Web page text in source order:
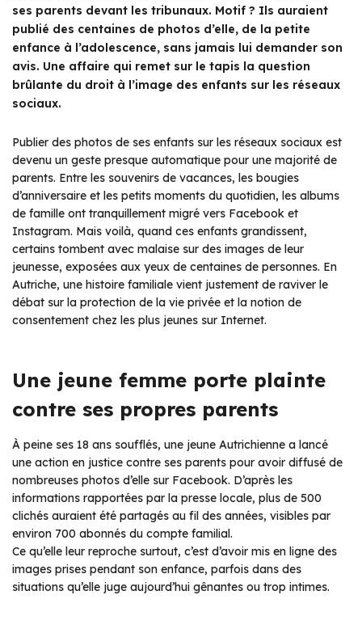
ses parents devant les tribunaux. Motif ? Ils auraient
publié des centaines de photos d’elle, de la petite
enfance à l’adolescence, sans jamais lui demander son
avis. Une affaire qui remet sur le tapis la question
brûlante du droit à l’image des enfants sur les réseaux
sociaux.
Publier des photos de ses enfants sur les réseaux sociaux est
devenu un geste presque automatique pour une majorité de
parents. Entre les souvenirs de vacances, les bougies
d’anniversaire et les petits moments du quotidien, les albums
de famille ont tranquillement migré vers Facebook et
Instagram. Mais voilà, quand ces enfants grandissent,
certains tombent avec malaise sur des images de leur
jeunesse, exposées aux yeux de centaines de personnes. En
Autriche, une histoire familiale vient justement de raviver le
débat sur la protection de la vie privée et la notion de
consentement chez les plus jeunes sur Internet.
Une jeune femme porte plainte
contre ses propres parents
À peine ses 18 ans soufflés, une jeune Autrichienne a lancé
une action en justice contre ses parents pour avoir diffusé de
nombreuses photos d’elle sur Facebook. D’après les
informations rapportées par la presse locale, plus de 500
clichés auraient été partagés au fil des années, visibles par
environ 700 abonnés du compte familial.
Ce qu’elle leur reproche surtout, c’est d’avoir mis en ligne des
images prises pendant son enfance, parfois dans des
situations qu’elle juge aujourd’hui gênantes ou trop intimes.